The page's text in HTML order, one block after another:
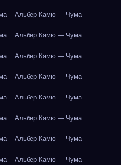
Альбер Камю — Чума
Альбер Камю — Чума
Альбер Камю — Чума
Альбер Камю — Чума
Альбер Камю — Чума
Альбер Камю — Чума
Альбер Камю — Чума
Альбер Камю — Чума